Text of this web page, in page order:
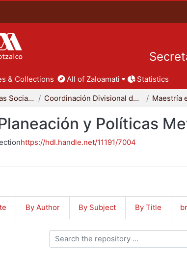
& Collections All of Zaloamati Statistics
División de Ciencias Sociales y Humanidades Coordinación Divisional de Posgrado
y Políticas
https://hdl.handle.net/11191/7004
By Author By Subject By Title